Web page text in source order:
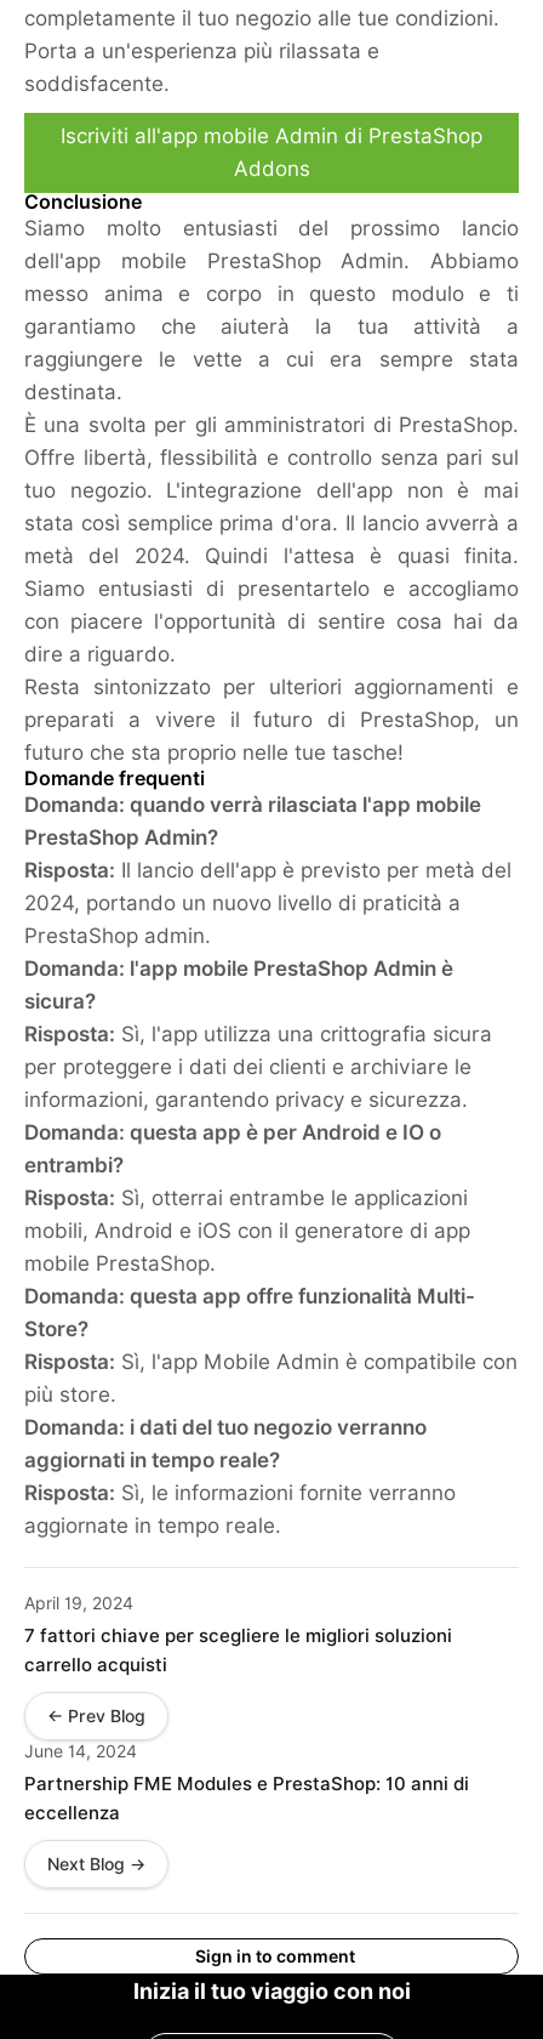
completamente il tuo negozio alle tue condizioni.
Porta a un'esperienza più rilassata e
soddisfacente.
Iscriviti all'app mobile Admin di PrestaShop
Addons
Conclusione
Siamo molto entusiasti del prossimo lancio
dell'app mobile PrestaShop Admin. Abbiamo
messo anima e corpo in questo modulo e ti
garantiamo che aiuterà la tua attività a
raggiungere le vette a cui era sempre stata
destinata.
È una svolta per gli amministratori di PrestaShop.
Offre libertà, flessibilità e controllo senza pari sul
tuo negozio. L'integrazione dell'app non è mai
stata così semplice prima d'ora. Il lancio avverrà a
metà del 2024. Quindi l'attesa è quasi finita.
Siamo entusiasti di presentartelo e accogliamo
con piacere l'opportunità di sentire cosa hai da
dire a riguardo.
Resta sintonizzato per ulteriori aggiornamenti e
preparati a vivere il futuro di PrestaShop, un
futuro che sta proprio nelle tue tasche!
Domande frequenti
Domanda: quando verrà rilasciata l'app mobile
PrestaShop Admin?
Risposta: Il lancio dell'app è previsto per metà del
2024, portando un nuovo livello di praticità a
PrestaShop admin.
Domanda: l'app mobile PrestaShop Admin è
sicura?
Risposta: Sì, l'app utilizza una crittografia sicura
per proteggere i dati dei clienti e archiviare le
informazioni, garantendo privacy e sicurezza.
Domanda: questa app è per Android e IO o
entrambi?
Risposta: Sì, otterrai entrambe le applicazioni
mobili, Android e iOS con il generatore di app
mobile PrestaShop.
Domanda: questa app offre funzionalità Multi-
Store?
Risposta: Sì, l'app Mobile Admin è compatibile con
più store.
Domanda: i dati del tuo negozio verranno
aggiornati in tempo reale?
Risposta: Sì, le informazioni fornite verranno
aggiornate in tempo reale.
April 19, 2024
7 fattori chiave per scegliere le migliori soluzioni
carrello acquisti
← Prev Blog
June 14, 2024
Partnership FME Modules e PrestaShop: 10 anni di
eccellenza
Next Blog →
Sign in to comment
Inizia il tuo viaggio con noi